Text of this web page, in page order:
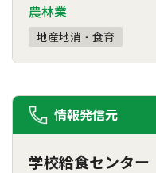
農林業
地産地消・食育
情報発信元
学校給食センター